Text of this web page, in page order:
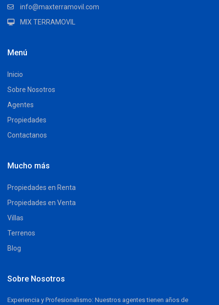
info@maxterramovil.com
MIX TERRAMOVIL
Menú
Inicio
Sobre Nosotros
Agentes
Propiedades
Contactanos
Mucho más
Propiedades en Renta
Propiedades en Venta
Villas
Terrenos
Blog
Sobre Nosotros
Experiencia y Profesionalismo: Nuestros agentes tienen años de